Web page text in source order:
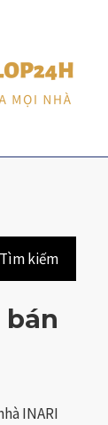
Tìm kiếm
bán
INARI